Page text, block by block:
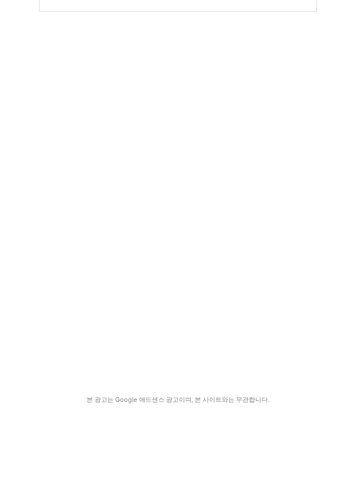
본 광고는 Google 애드센스 광고이며, 본 사이트와는 무관합니다.